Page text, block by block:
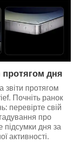
протягом дня
звіти протягом
Почніть ранок
перевірте свій
про
підсумки дня за
активності.